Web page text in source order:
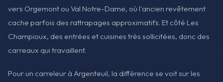
vers Orgemont ou Val Notre-Dame, où l'ancien revêtement
cache parfois des rattrapages approximatifs. Et côté Les
Champioux, des entrées et cuisines très sollicitées, donc des
carreaux qui travaillent.
Pour un carreleur à Argenteuil, la différence se voit sur les